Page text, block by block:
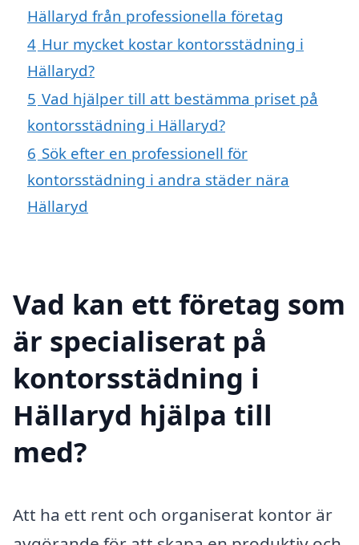
Hällaryd från professionella företag
4 Hur mycket kostar kontorsstädning i
Hällaryd?
5 Vad hjälper till att bestämma priset på
kontorsstädning i Hällaryd?
6 Sök efter en professionell för
kontorsstädning i andra städer nära
Hällaryd
Vad kan ett företag som
är specialiserat på
kontorsstädning i
Hällaryd hjälpa till
med?
Att ha ett rent och organiserat kontor är